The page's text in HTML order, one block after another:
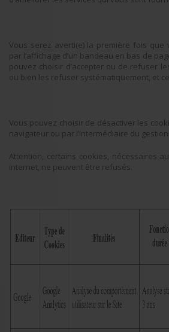
Vous serez averti(e) la première fois que
par l’affichage d’un bandeau en bas de
pouvez choisir d’accepter ou de refuser
ou bien les refuser systématiquement, et
Vous pouvez choisir de désactiver les
navigateur ou par l’intermédiaire du
Attention, certains cookies, nécessaires
internet, ne peuvent être refusés.